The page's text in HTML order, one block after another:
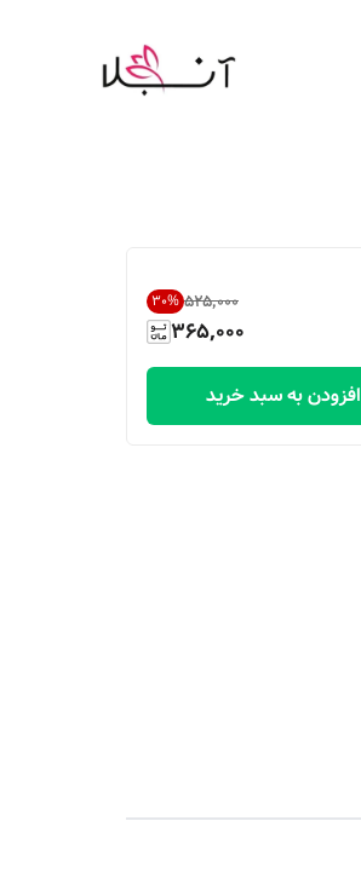
۵۲۵٬۰۰۰ 30%
365,000
افزودن به سبد خرید